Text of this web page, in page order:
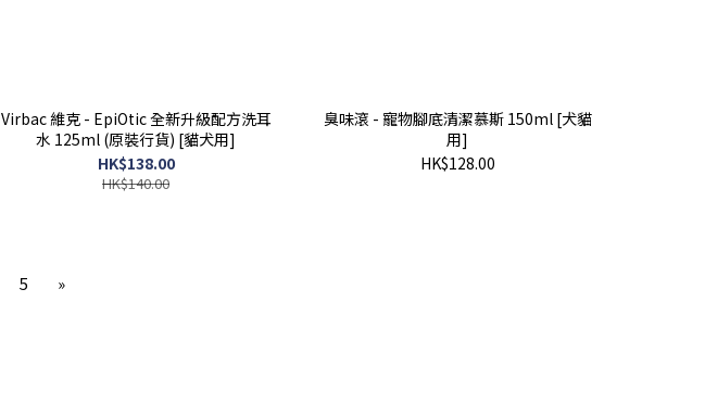
Virbac 維克 - EpiOtic 全新升級配方洗耳
水 125ml (原裝行貨) [貓犬用]
HK$138.00
HK$140.00
臭味滾 - 寵物腳底清潔慕斯 150ml [犬貓
用]
HK$128.00
5 »